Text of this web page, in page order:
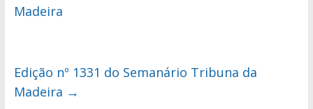
Madeira
Edição nº 1331 do Semanário Tribuna da
Madeira →